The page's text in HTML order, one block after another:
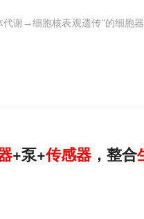
谢→细胞核表观遗传”的细胞
+泵+传感器 ，整合